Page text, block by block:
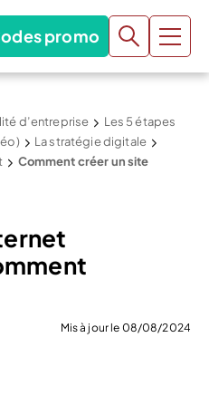
promo
d’entreprise
Les 5 étapes
La stratégie digitale
Comment créer un site
Mis à jour le 08/08/2024